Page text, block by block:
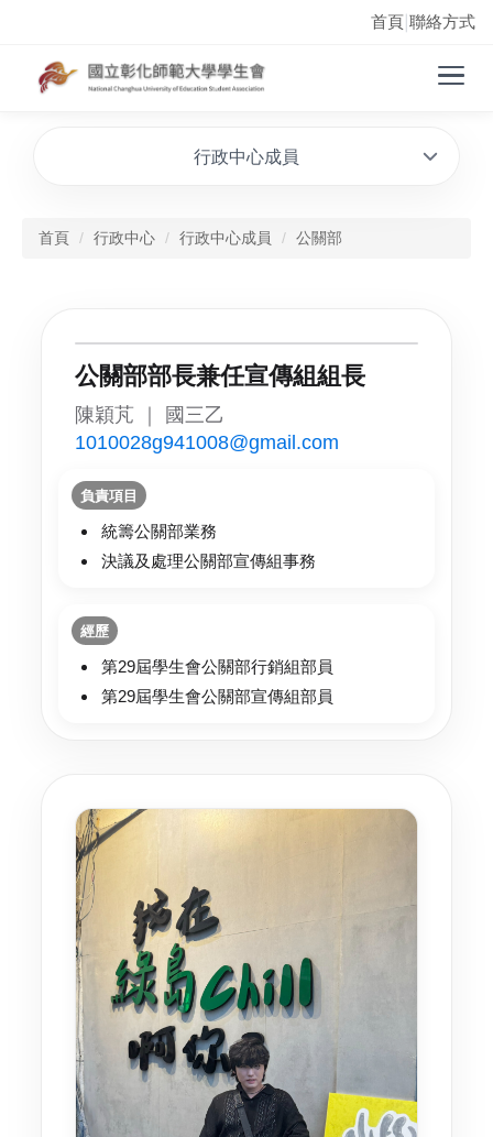
首頁 聯絡方式
行政中心成員
首頁 行政中心 行政中心成員 公關部
公關部部長兼任宣傳組組長
陳穎芃 ｜ 國三乙
1010028g941008@gmail.com
負責項目
統籌公關部業務
決議及處理公關部宣傳組事務
經歷
第29屆學生會公關部行銷組部員
第29屆學生會公關部宣傳組部員